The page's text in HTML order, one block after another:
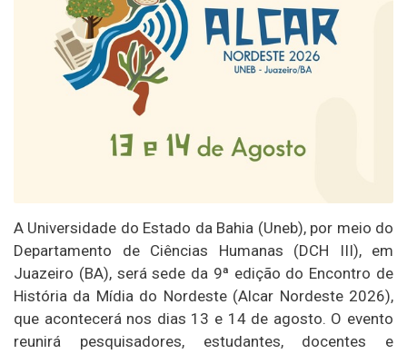
A Universidade do Estado da Bahia (Uneb), por meio do
Departamento de Ciências Humanas (DCH III), em
Juazeiro (BA), será sede da 9ª edição do Encontro de
História da Mídia do Nordeste (Alcar Nordeste 2026),
que acontecerá nos dias 13 e 14 de agosto. O evento
reunirá pesquisadores, estudantes, docentes e